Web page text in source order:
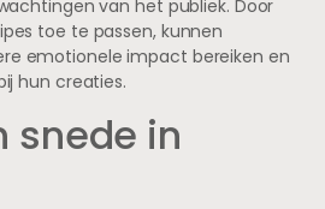
van het publiek. Door
toe te passen, kunnen
emotionele impact bereiken en
hun creaties.
snede in